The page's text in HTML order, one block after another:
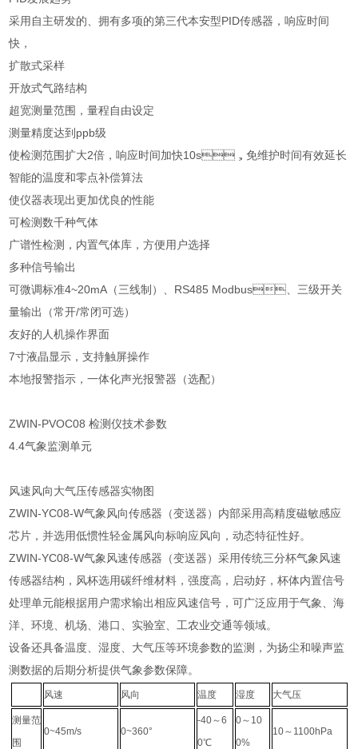
采用自主研发的、拥有多项的第三代本安型PID传感器，响应时间
快，
扩散式采样
开放式气路结构
超宽测量范围，量程自由设定
测量精度达到ppb级
使检测范围扩大2倍，响应时间加快10s，免维护时间有效延长
智能的温度和零点补偿算法
使仪器表现出更加优良的性能
可检测数千种气体
广谱性检测，内置气体库，方便用户选择
多种信号输出
可微调标准4~20mA（三线制）、RS485 Modbus、三级开关
量输出（常开/常闭可选）
友好的人机操作界面
7寸液晶显示，支持触屏操作
本地报警指示，一体化声光报警器（选配）
ZWIN-PVOC08 检测仪技术参数
4.4气象监测单元
风速风向大气压传感器实物图
ZWIN-YC08-W气象风向传感器（变送器）内部采用高精度磁敏感应
芯片，并选用低惯性轻金属风向标响应风向，动态特征性好。
ZWIN-YC08-W气象风速传感器（变送器）采用传统三分杯气象风速
传感器结构，风杯选用碳纤维材料，强度高，启动好，杯体内置信号
处理单元能根据用户需求输出相应风速信号，可广泛应用于气象、海
洋、环境、机场、港口、实验室、工农业交通等领域。
设备还具备温度、湿度、大气压等环境参数的监测，为扬尘和噪声监
测数据的后期分析提供气象参数保障。
风速 风向 温度 湿度 大气压
测量范
围
0~45m/s 0~360°
-40～6
0℃
0～10
0%
10～1100hPa